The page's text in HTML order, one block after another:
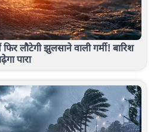
लौटेगी झुलसाने वाली गर्मी! बारिश
पारा